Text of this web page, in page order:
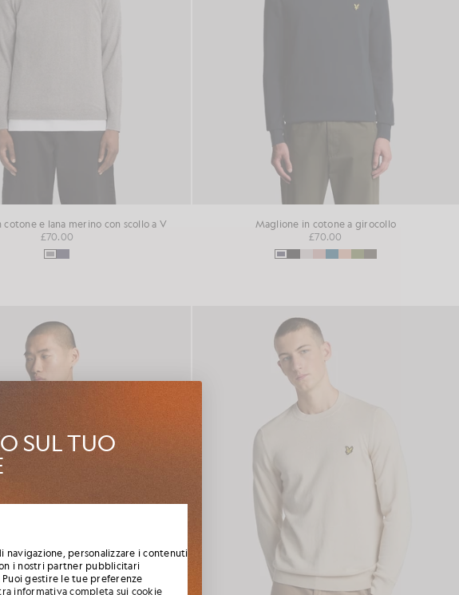
e lana merino con scollo a V
£70.00
Maglione in cotone a girocollo
£70.00
navigazione, personalizzare i contenuti
i nostri partner pubblicitari
gestire le tue preferenze
informativa completa sui cookie
SUL TUO
un esclusivo codice di